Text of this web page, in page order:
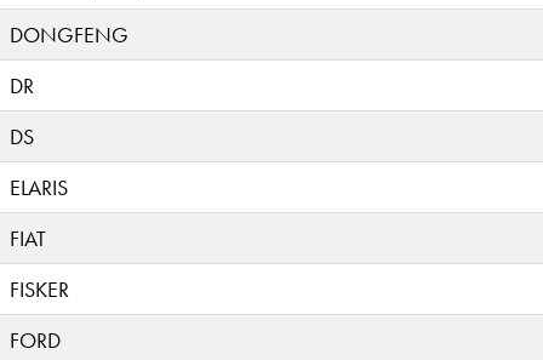
DONGFENG
DR
DS
ELARIS
FIAT
FISKER
FORD